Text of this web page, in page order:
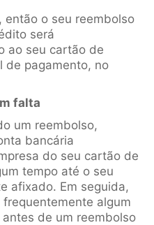
então o seu reembolso
será
ao seu cartão de
de pagamento, no
falta
um reembolso,
bancária
do seu cartão de
tempo até o seu
afixado. Em seguida,
algum
de um reembolso